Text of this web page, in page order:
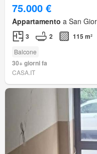
75.000 €
Appartamento a San
3 2 115 m²
Balcone
30+ giorni fa
CASA.IT